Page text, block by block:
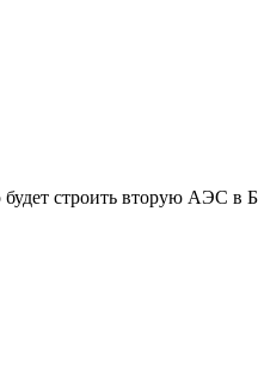
строить вторую АЭС в